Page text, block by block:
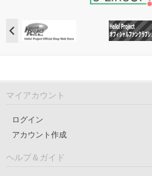
マイアカウント
ログイン
アカウント作成
ヘルプ＆ガイド